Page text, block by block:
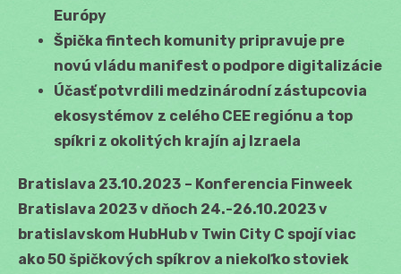
Európy
Špička fintech komunity pripravuje pre
novú vládu manifest o podpore digitalizácie
Účasť potvrdili medzinárodní zástupcovia
ekosystémov z celého CEE regiónu a top
spíkri z okolitých krajín aj Izraela
Bratislava 23.10.2023 – Konferencia Finweek
Bratislava 2023 v dňoch 24.-26.10.2023 v
bratislavskom HubHub v Twin City C spojí viac
ako 50 špičkových spíkrov a niekoľko stoviek